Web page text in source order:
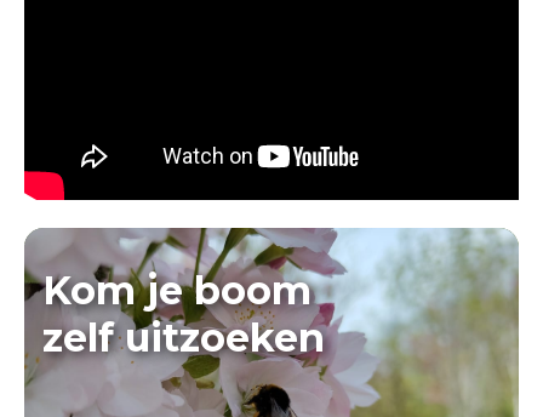
Kom je boom
zelf uitzoeken